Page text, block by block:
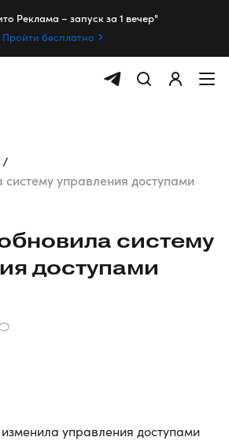
Реклама – запуск за 1 вечер"
Пройти бесплатно
управления доступами
систему
доступами
управления доступами